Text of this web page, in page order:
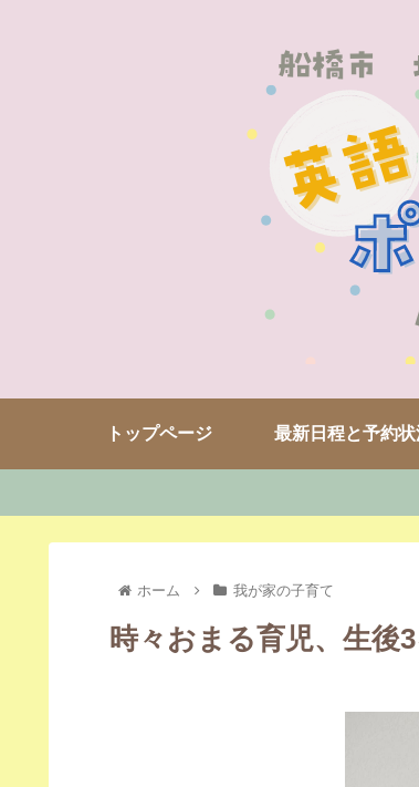
トップページ 最新日程と予約状
ホーム 我が家の子育て
時々おまる育児、生後